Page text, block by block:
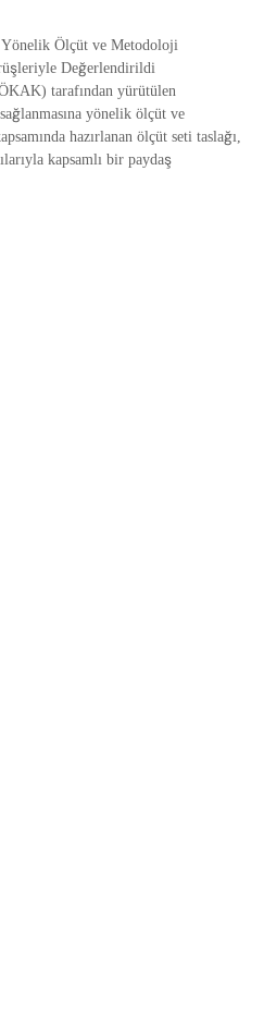
Yönelik Ölçüt ve Metodoloji
Değerlendirildi
tarafından yürütülen
yönelik ölçüt ve
hazırlanan ölçüt seti taslağı,
kapsamlı bir paydaş